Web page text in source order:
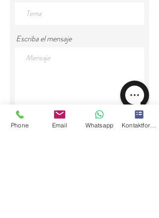
Escriba el mensaje
Enviar
Phone Email Whatsapp